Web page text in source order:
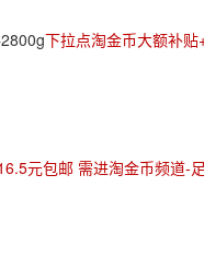
下拉点淘金币大额补
元包邮 需进淘金币频道-